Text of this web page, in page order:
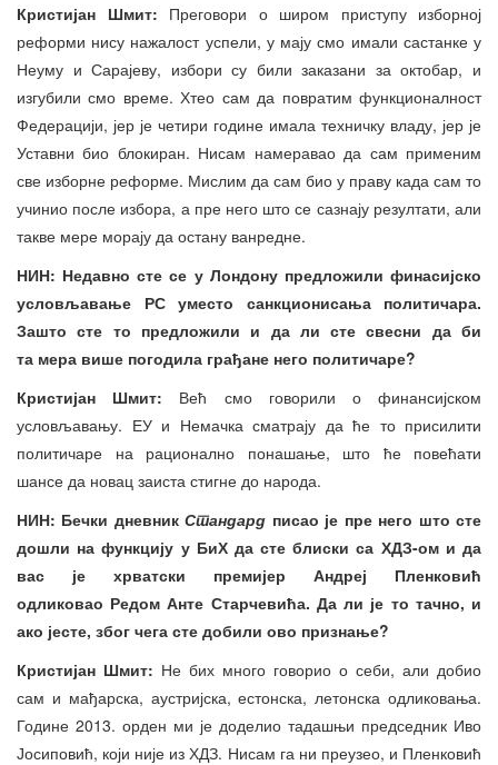
Кристијан Шмит: Преговори о широм приступу изборној
реформи нису нажалост успели, у мају смо имали састанке у
Неуму и Сарајеву, избори су били заказани за октобар, и
изгубили смо време. Хтео сам да повратим функционалност
Федерацији, јер је четири године имала техничку владу, јер је
Уставни био блокиран. Нисам намеравао да сам применим
све изборне реформе. Мислим да сам био у праву када сам то
учинио после избора, а пре него што се сазнају резултати, али
такве мере морају да остану ванредне.
НИН: Недавно сте се у Лондону предложили финасијско
условљавање РС уместо санкционисања политичара.
Зашто сте то предложили и да ли сте свесни да би
та мера више погодила грађане него политичаре?
Кристијан Шмит: Већ смо говорили о финансијском
условљавању. ЕУ и Немачка сматрају да ће то присилити
политичаре на рационално понашање, што ће повећати
шансе да новац заиста стигне до народа.
НИН: Бечки дневникСтандард писао је пре него што сте
дошли на функцију у БиХ да сте блиски са ХДЗ-ом и да
вас је хрватски премијер Андреј Пленковић
одликовао Редом Анте Старчевића. Да ли је то тачно, и
ако јесте, због чега сте добили ово признање?
Кристијан Шмит: Не бих много говорио о себи, али добио
сам и мађарска, аустријска, естонска, летонска одликовања.
Године 2013. орден ми је доделио тадашњи председник Иво
Јосиповић, који није из ХДЗ. Нисам га ни преузео, и Пленковић